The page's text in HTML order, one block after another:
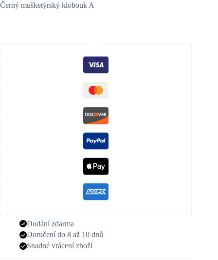
Černý mušketýrský klobouk A
Dodání zdarma
Doručení do 8 až 10 dnů
Snadné vrácení zboží